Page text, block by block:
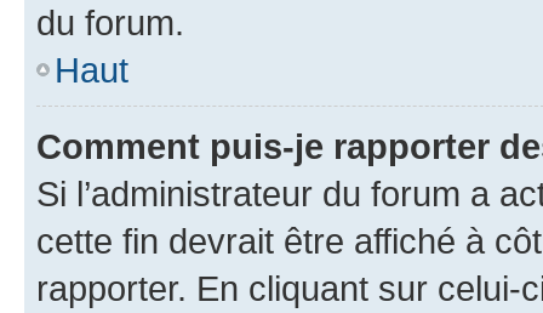
du forum.
Haut
Comment puis-je rapporter
Si l’administrateur du forum a
cette fin devrait être affiché à
rapporter. En cliquant sur